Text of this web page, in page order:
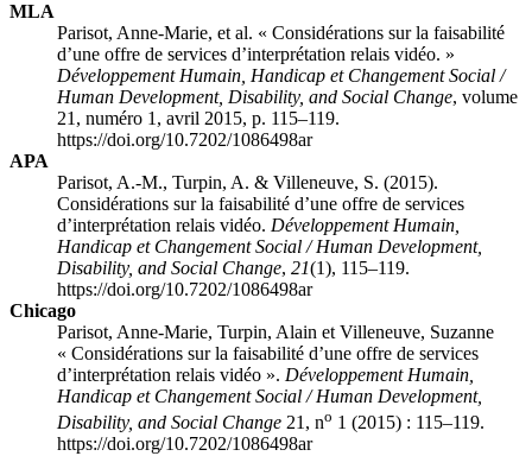
MLA
Parisot, Anne-Marie, et al. « Considérations sur la faisabilité
d’une offre de services d’interprétation relais vidéo. »
Développement Humain, Handicap et Changement Social /
Human Development, Disability, and Social Change, volume
21, numéro 1, avril 2015, p. 115–119.
https://doi.org/10.7202/1086498ar
APA
Parisot, A.-M., Turpin, A. & Villeneuve, S. (2015).
Considérations sur la faisabilité d’une offre de services
d’interprétation relais vidéo. Développement Humain,
Handicap et Changement Social / Human Development,
Disability, and Social Change, 21(1), 115–119.
https://doi.org/10.7202/1086498ar
Chicago
Parisot, Anne-Marie, Turpin, Alain et Villeneuve, Suzanne
« Considérations sur la faisabilité d’une offre de services
d’interprétation relais vidéo ». Développement Humain,
Handicap et Changement Social / Human Development,
Disability, and Social Change 21, no 1 (2015) : 115–119.
https://doi.org/10.7202/1086498ar